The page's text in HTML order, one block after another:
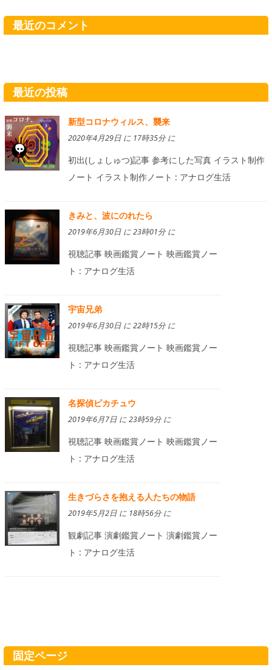
最近のコメント
最近の投稿
新型コロナウィルス、襲来
2020年4月29日 に 17時35分 に
初出(しょしゅつ)記事 参考にした写真 イラスト制作
ノート イラスト制作ノート : アナログ生活
きみと、波にのれたら
2019年6月30日 に 23時01分 に
視聴記事 映画鑑賞ノート 映画鑑賞ノー
ト : アナログ生活
宇宙兄弟
2019年6月30日 に 22時15分 に
視聴記事 映画鑑賞ノート 映画鑑賞ノー
ト : アナログ生活
名探偵ピカチュウ
2019年6月7日 に 23時59分 に
視聴記事 映画鑑賞ノート 映画鑑賞ノー
ト : アナログ生活
生きづらさを抱える人たちの物語
2019年5月2日 に 18時56分 に
観劇記事 演劇鑑賞ノート 演劇鑑賞ノー
ト : アナログ生活
固定ページ